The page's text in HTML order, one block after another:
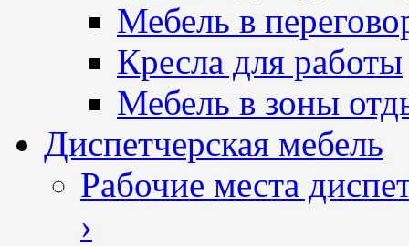
Мебель в
Кресла для работы
Мебель в зоны
Диспетчерская мебель
Рабочие места
›